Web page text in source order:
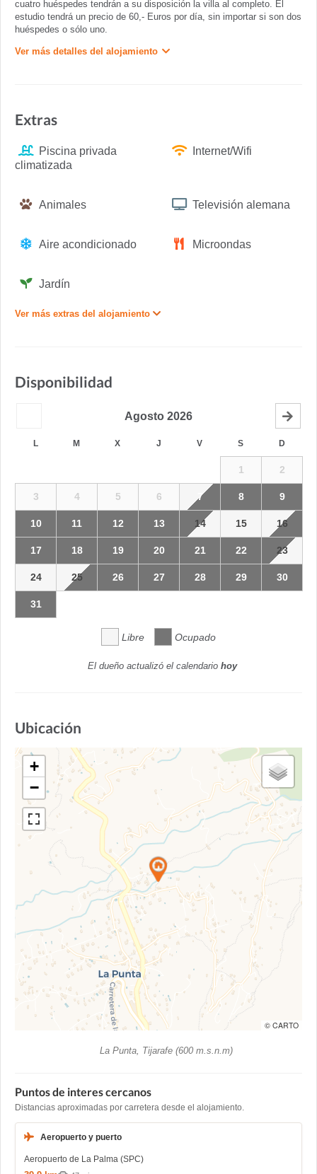
cuatro huéspedes tendrán a su disposición la villa al completo. El
estudio tendrá un precio de 60,- Euros por día, sin importar si son dos
huéspedes o sólo uno.
Ver más detalles del alojamiento
Extras
Piscina privada
climatizada
Internet/Wifi
Animales Televisión alemana
Aire acondicionado Microondas
Jardín
Ver más extras del alojamiento
Disponibilidad
Agosto 2026
L M X J V S D
1 2
3 4 5 6 7 8 9
10 11 12 13 14 15 16
17 18 19 20 21 22 23
24 25 26 27 28 29 30
31
Libre Ocupado
El dueño actualizó el calendario hoy
Ubicación
+
−
© CARTO
La Punta, Tijarafe (600 m.s.n.m)
Puntos de interes cercanos
Distancias aproximadas por carretera desde el alojamiento.
Aeropuerto y puerto
Aeropuerto de La Palma (SPC)